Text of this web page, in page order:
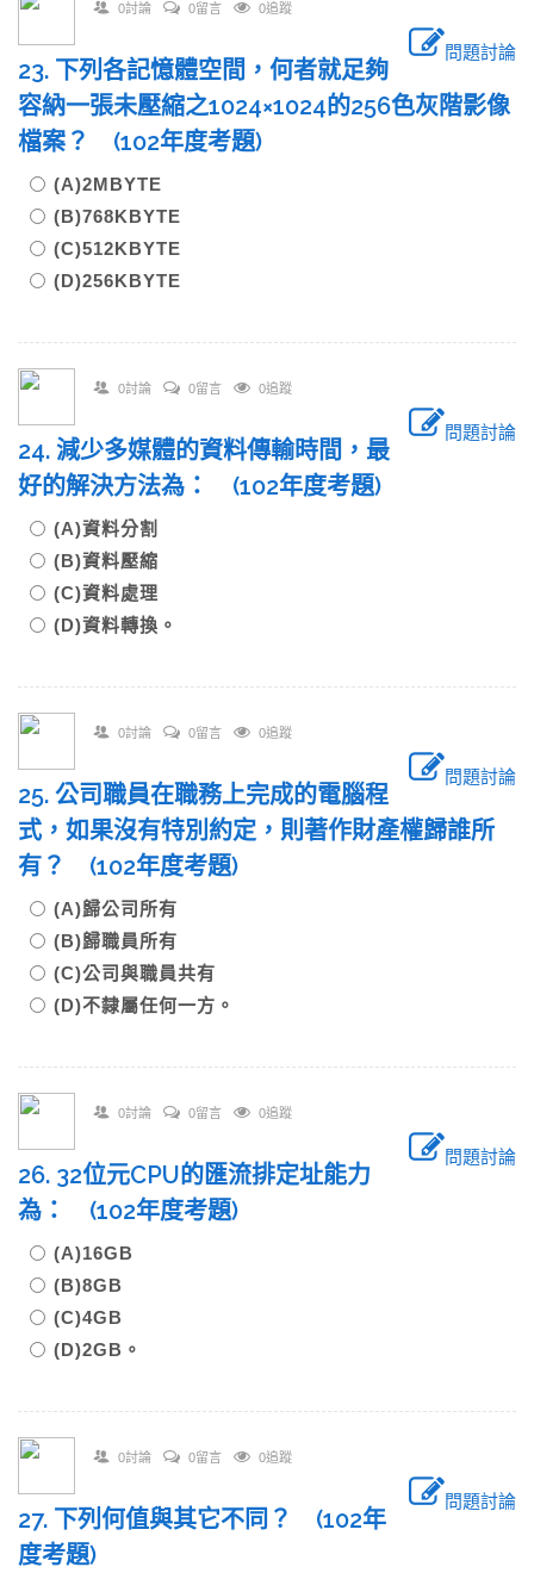
0討論 0留言 0追蹤
問題討論
23. 下列各記憶體空間，何者就足夠
容納一張未壓縮之1024×1024的256色灰階影像
檔案？ (102年度考題)
(A)2MBYTE
(B)768KBYTE
(C)512KBYTE
(D)256KBYTE
0討論 0留言 0追蹤
問題討論
24. 減少多媒體的資料傳輸時間，最
好的解決方法為： (102年度考題)
(A)資料分割
(B)資料壓縮
(C)資料處理
(D)資料轉換。
0討論 0留言 0追蹤
問題討論
25. 公司職員在職務上完成的電腦程
式，如果沒有特別約定，則著作財產權歸誰所
有？ (102年度考題)
(A)歸公司所有
(B)歸職員所有
(C)公司與職員共有
(D)不隸屬任何一方。
0討論 0留言 0追蹤
問題討論
26. 32位元CPU的匯流排定址能力
為： (102年度考題)
(A)16GB
(B)8GB
(C)4GB
(D)2GB。
0討論 0留言 0追蹤
問題討論
27. 下列何值與其它不同？ (102年
度考題)